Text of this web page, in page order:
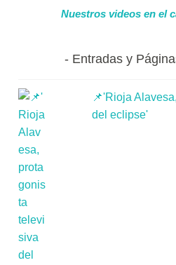
Nuestros videos en el
Entradas y
📌'Rioja
del eclipse'